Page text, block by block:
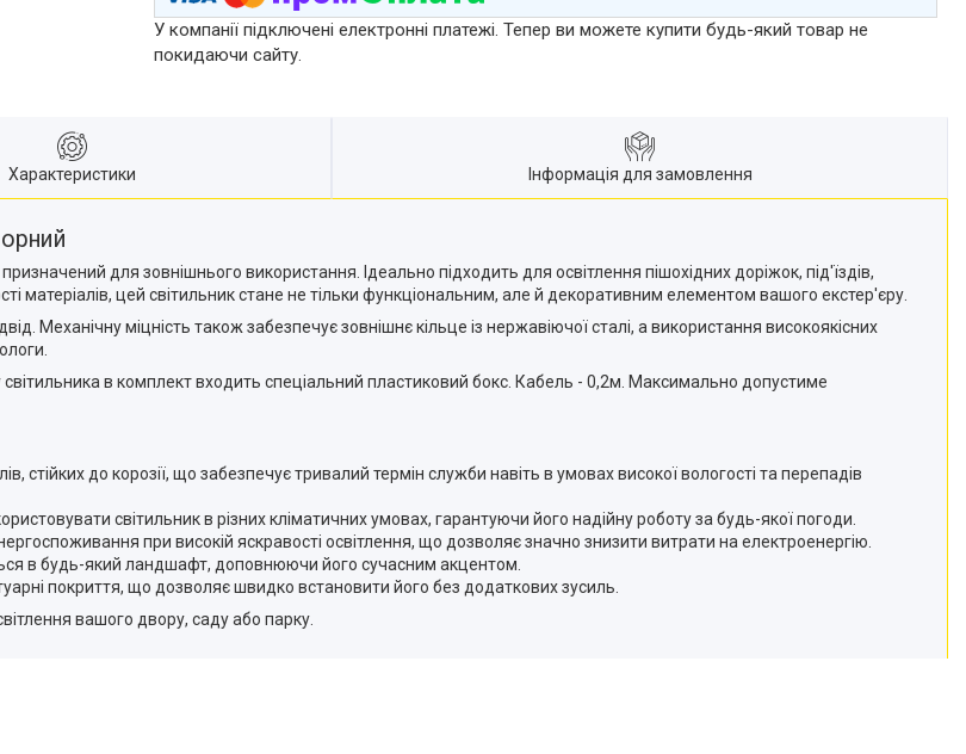
У компанії підключені електронні платежі. Тепер ви можете купити будь-який товар не
покидаючи сайту.
Характеристики Інформація для замовлення
для зовнішнього використання. Ідеально підходить для освітлення пішохідних доріжок, під'їздів,
матеріалів, цей світильник стане не тільки функціональним, але й декоративним елементом вашого екстер'єру.
Механічну міцність також забезпечує зовнішнє кільце із нержавіючої сталі, а використання високоякісних
в комплект входить спеціальний пластиковий бокс. Кабель - 0,2м. Максимально допустиме
стійких до корозії, що забезпечує тривалий термін служби навіть в умовах високої вологості та перепадів
світильник в різних кліматичних умовах, гарантуючи його надійну роботу за будь-якої погоди.
при високій яскравості освітлення, що дозволяє значно знизити витрати на електроенергію.
в будь-який ландшафт, доповнюючи його сучасним акцентом.
покриття, що дозволяє швидко встановити його без додаткових зусиль.
вашого двору, саду або парку.